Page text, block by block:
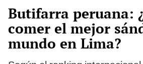
Butifarra peruana:
comer el mejor
mundo en Lima?